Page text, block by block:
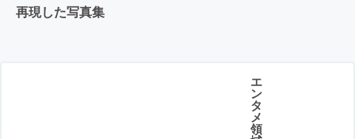
再現した写真集
エ
ン
タ
メ
領